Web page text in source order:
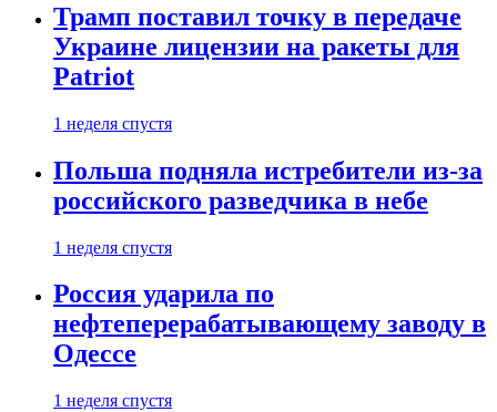
Трамп поставил точку в передаче
Украине лицензии на ракеты для
Patriot
1 неделя спустя
Польша подняла истребители из-за
российского разведчика в небе
1 неделя спустя
Россия ударила по
нефтеперерабатывающему заводу в
Одессе
1 неделя спустя